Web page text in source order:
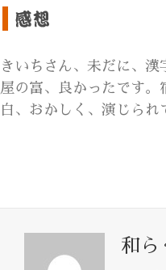
きいちさん、未だに、
屋の富、良かったです。
白、おかしく、演じられ
和ら